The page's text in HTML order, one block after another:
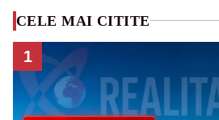
CELE MAI CITITE
1